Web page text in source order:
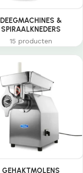
DEEGMACHINES &
SPIRAALKNEDERS
15 producten
GEHAKTMOLENS